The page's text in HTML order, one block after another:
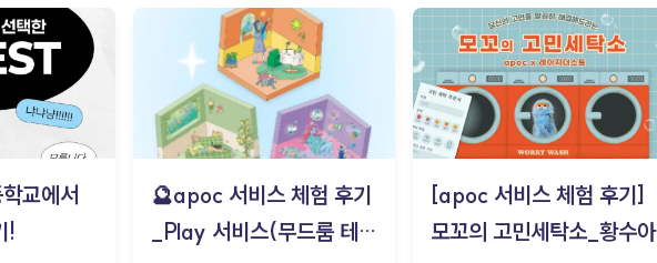
교에서
!
🔮apoc 서비스 체험 후기
_Play 서비스(무드룸 테스
[apoc 서비스 체험 후기]
모꼬의 고민세탁소_황수아